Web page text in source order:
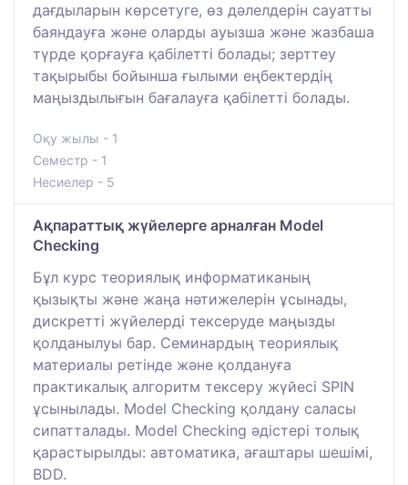
дағдыларын көрсетуге, өз дәлелдерін сауатты
баяндауға және оларды ауызша және жазбаша
түрде қорғауға қабілетті болады; зерттеу
тақырыбы бойынша ғылыми еңбектердің
маңыздылығын бағалауға қабілетті болады.
Оқу жылы - 1
Семестр - 1
Несиелер - 5
Ақпараттық жүйелерге арналған Model
Checking
Бұл курс теориялық информатиканың
қызықты және жаңа нәтижелерін ұсынады,
дискретті жүйелерді тексеруде маңызды
қолданылуы бар. Семинардың теориялық
материалы ретінде және қолдануға
практикалық алгоритм тексеру жүйесі SPIN
ұсынылады. Model Checking қолдану саласы
сипатталады. Model Checking әдістері толық
қарастырылды: автоматика, ағаштары шешімі,
BDD.